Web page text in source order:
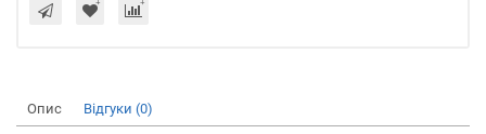
Опис Відгуки (0)